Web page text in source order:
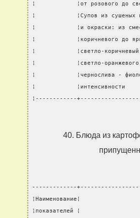
¦            ¦от розового до
¦            ¦Супов из сушеных
¦            ¦и окраски: из
¦            ¦коричневого до
¦            ¦светло-
¦            ¦светло-
¦            ¦чернослива -
¦
¦------------
40. Блюда из
-------------
¦Наименование¦
¦показателей ¦